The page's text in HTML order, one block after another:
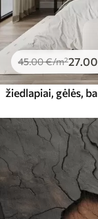
45.00€/m²27 .00